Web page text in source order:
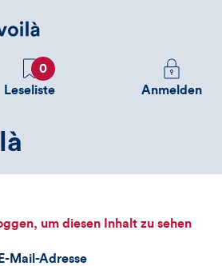
Favoriten
0
Leseliste
Melden
Sie
sehen
Anmelden
um diesen Inhalt zu sehen
Mail-Adresse